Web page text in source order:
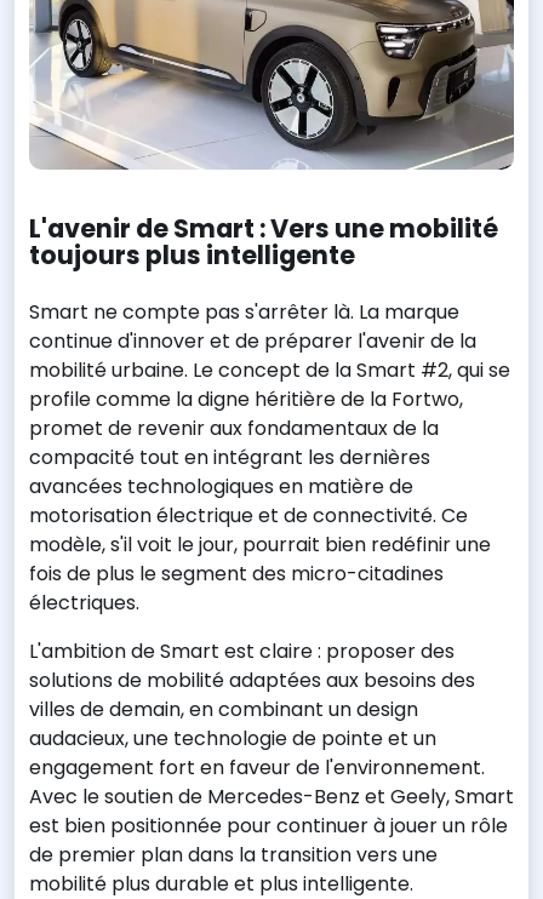
L'avenir de Smart : Vers une mobilité
toujours plus intelligente
Smart ne compte pas s'arrêter là. La marque
continue d'innover et de préparer l'avenir de la
mobilité urbaine. Le concept de la Smart #2, qui se
profile comme la digne héritière de la Fortwo,
promet de revenir aux fondamentaux de la
compacité tout en intégrant les dernières
avancées technologiques en matière de
motorisation électrique et de connectivité. Ce
modèle, s'il voit le jour, pourrait bien redéfinir une
fois de plus le segment des micro-citadines
électriques.
L'ambition de Smart est claire : proposer des
solutions de mobilité adaptées aux besoins des
villes de demain, en combinant un design
audacieux, une technologie de pointe et un
engagement fort en faveur de l'environnement.
Avec le soutien de Mercedes-Benz et Geely, Smart
est bien positionnée pour continuer à jouer un rôle
de premier plan dans la transition vers une
mobilité plus durable et plus intelligente.